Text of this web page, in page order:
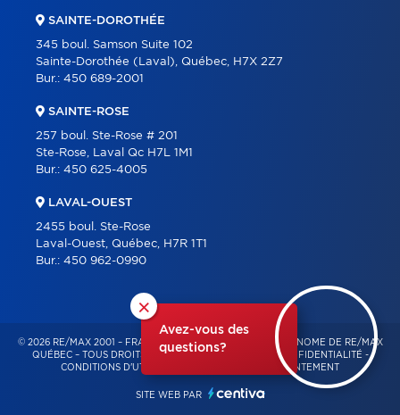
×
Avez-vous des
questions?
SAINTE-DOROTHÉE
345 boul. Samson Suite 102
Sainte-Dorothée (Laval), Québec, H7X 2Z7
Bur.: 450 689-2001
SAINTE-ROSE
257 boul. Ste-Rose # 201
Ste-Rose, Laval Qc H7L 1M1
Bur.: 450 625-4005
LAVAL-OUEST
2455 boul. Ste-Rose
Laval-Ouest, Québec, H7R 1T1
Bur.: 450 962-0990
© 2026 RE/MAX 2001 – FRANCHISÉ INDÉPENDANT ET AUTONOME DE RE/MAX
QUÉBEC – TOUS DROITS RÉSERVÉS -
POLITIQUE DE CONFIDENTIALITÉ -
CONDITIONS D'UTILISATION
GESTION DU CONSENTEMENT
SITE WEB PAR